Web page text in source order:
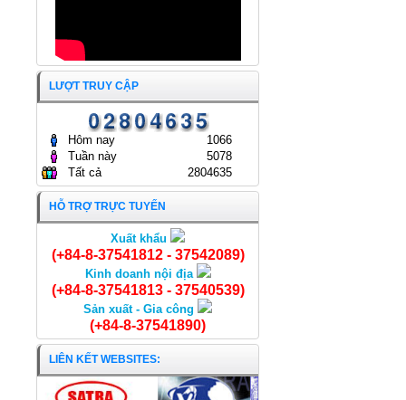
Khoai mỡ
LƯỢT TRUY CẬP
Hôm nay
1066
Tuần này
5078
Tất cả
2804635
HỖ TRỢ TRỰC TUYẾN
Xuất khẩu
(+84-8-37541812 - 37542089)
Kinh doanh nội địa
(+84-8-37541813 - 37540539)
Sản xuất - Gia công
(+84-8-37541890)
LIÊN KẾT WEBSITES: